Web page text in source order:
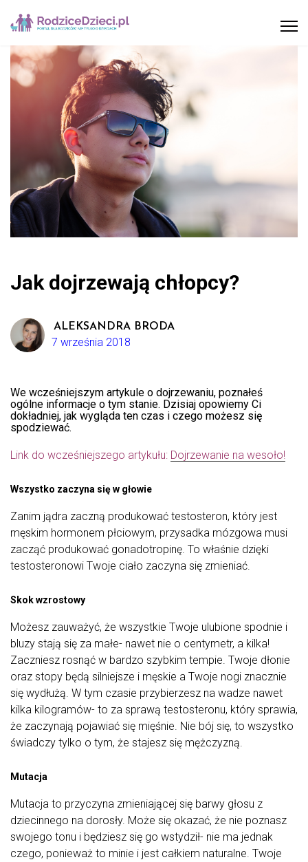
Jak dojrzewają chłopcy?
ALEKSANDRA BRODA
7 września 2018
We wcześniejszym artykule o dojrzewaniu, poznałeś
ogólne informacje o tym stanie. Dzisiaj opowiemy Ci
dokładniej, jak wygląda ten czas i czego możesz się
spodziewać.
Link do wcześniejszego artykułu: Dojrzewanie na wesoło!
Wszystko zaczyna się w głowie
Zanim jądra zaczną produkować testosteron, który jest
męskim hormonem płciowym, przysadka mózgowa musi
zacząć produkować gonadotropinę. To właśnie dzięki
testosteronowi Twoje ciało zaczyna się zmieniać.
Skok wzrostowy
Możesz zauważyć, że wszystkie Twoje ulubione spodnie i
bluzy stają się za małe- nawet nie o centymetr, a kilka!
Zaczniesz rosnąć w bardzo szybkim tempie. Twoje dłonie
oraz stopy będą silniejsze i męskie a Twoje nogi znacznie
się wydłużą. W tym czasie przybierzesz na wadze nawet
kilka kilogramów- to za sprawą testosteronu, który sprawia,
że zaczynają pojawiać się mięśnie. Nie bój się, to wszystko
świadczy tylko o tym, że stajesz się mężczyzną.
Mutacja
Mutacja to przyczyna zmieniającej się barwy głosu z
dziecinnego na dorosły. Może się okazać, że nie poznasz
swojego tonu i będziesz się go wstydził- nie ma jednak
czego, ponieważ to minie i jest całkiem naturalne. Twoje